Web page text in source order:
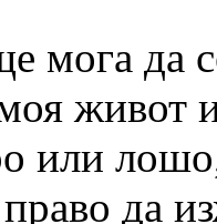
мога да
живот
или
да